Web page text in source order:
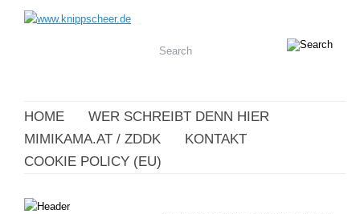
HOME
WER SCHREIBT DENN HIER
MIMIKAMA.AT / ZDDK
KONTAKT
COOKIE POLICY (EU)